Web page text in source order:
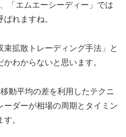
「エムエーシーディー」では
れますね。
拡散トレーディング手法」と
わからないと思います。
動平均の差を利用したテクニ
ーダーが相場の周期とタイミン
。